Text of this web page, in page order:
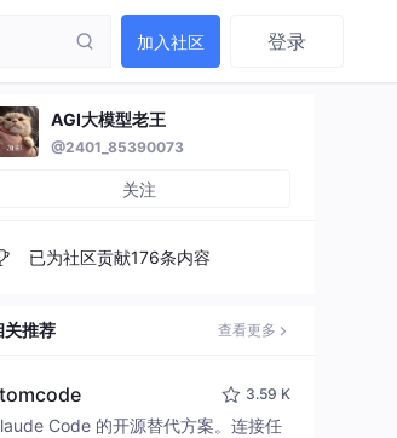
加入社区 登录
AGI大模型老王
@2401_85390073
关注
已为社区贡献176条内容
关推荐 查看更多
3.59 K
Code 的开源替代方案。连接任